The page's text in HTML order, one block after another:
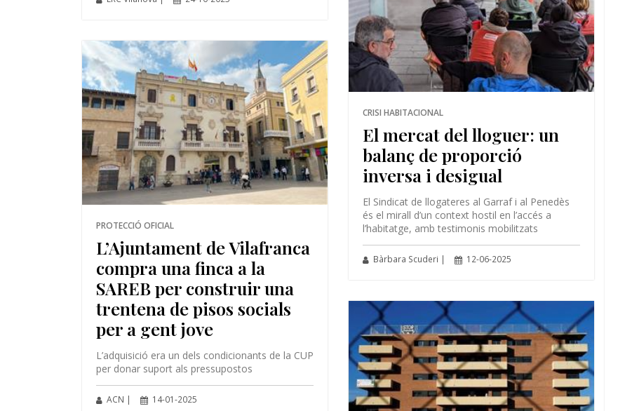
CRISI HABITACIONAL
El mercat del lloguer: un
balanç de proporció
inversa i desigual
El Sindicat de llogateres al Garraf i al Penedès
és el mirall d’un context hostil en l’accés a
l’habitatge, amb testimonis mobilitzats
Bàrbara Scuderi | 12-06-2025
PROTECCIÓ OFICIAL
L’Ajuntament de Vilafranca
compra una finca a la
SAREB per construir una
trentena de pisos socials
per a gent jove
L’adquisició era un dels condicionants de la CUP
per donar suport als pressupostos
ACN | 14-01-2025